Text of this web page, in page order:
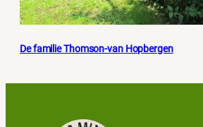
De familie Thomson-van Hopbergen